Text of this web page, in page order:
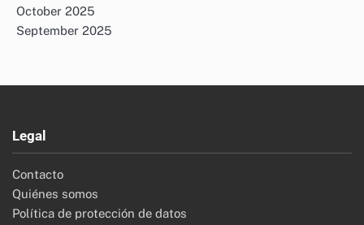
October 2025
September 2025
Legal
Contacto
Quiénes somos
Política de protección de datos